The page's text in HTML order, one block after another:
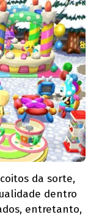
da sorte,
dentro
entretanto,